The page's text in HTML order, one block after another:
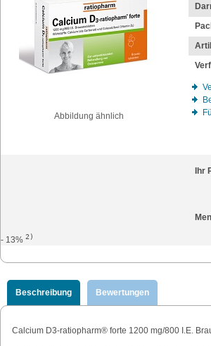
Abbildung ähnlich
Ihr
- 13% 2)
Beschreibung Bewertungen
Calcium D3-ratiopharm® forte 1200 mg/800 I.E.